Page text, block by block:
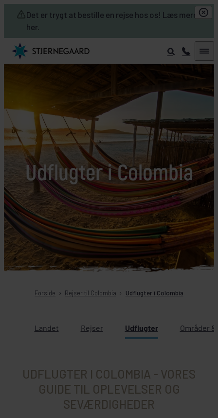
Det er trygt at bestille en rejse hos os! Læs mere
her.
Skip to main content
Udflugter i Colombia
Forside Rejser til Colombia Udflugter i Colombia
Landet Rejser Udflugter Områder
UDFLUGTER I COLOMBIA - VORES
GUIDE TIL OPLEVELSER OG
SEVÆRDIGHEDER